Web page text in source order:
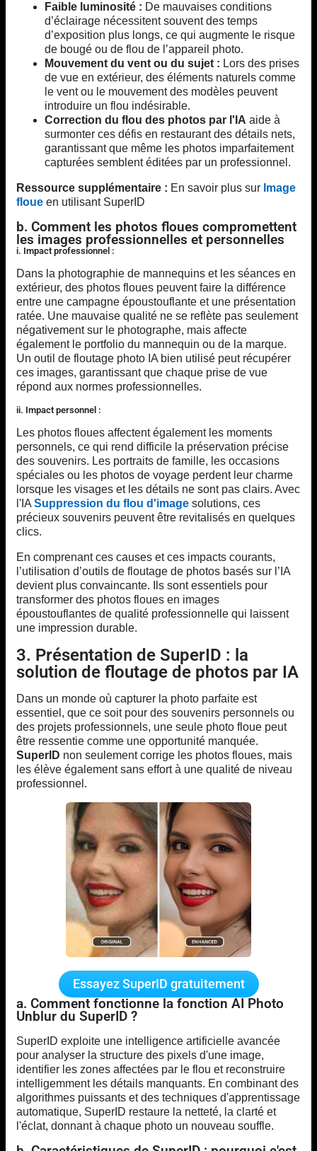
Faible luminosité : De mauvaises conditions
d’éclairage nécessitent souvent des temps
d’exposition plus longs, ce qui augmente le risque
de bougé ou de flou de l’appareil photo.
Mouvement du vent ou du sujet : Lors des prises
de vue en extérieur, des éléments naturels comme
le vent ou le mouvement des modèles peuvent
introduire un flou indésirable.
Correction du flou des photos par l'IA aide à
surmonter ces défis en restaurant des détails nets,
garantissant que même les photos imparfaitement
capturées semblent éditées par un professionnel.
Ressource supplémentaire : En savoir plus sur Image
floue en utilisant SuperID
b. Comment les photos floues compromettent
les images professionnelles et personnelles
i. Impact professionnel :
Dans la photographie de mannequins et les séances en
extérieur, des photos floues peuvent faire la différence
entre une campagne époustouflante et une présentation
ratée. Une mauvaise qualité ne se reflète pas seulement
négativement sur le photographe, mais affecte
également le portfolio du mannequin ou de la marque.
Un outil de floutage photo IA bien utilisé peut récupérer
ces images, garantissant que chaque prise de vue
répond aux normes professionnelles.
ii. Impact personnel :
Les photos floues affectent également les moments
personnels, ce qui rend difficile la préservation précise
des souvenirs. Les portraits de famille, les occasions
spéciales ou les photos de voyage perdent leur charme
lorsque les visages et les détails ne sont pas clairs. Avec
l'IA Suppression du flou d'image solutions, ces
précieux souvenirs peuvent être revitalisés en quelques
clics.
En comprenant ces causes et ces impacts courants,
l’utilisation d’outils de floutage de photos basés sur l’IA
devient plus convaincante. Ils sont essentiels pour
transformer des photos floues en images
époustouflantes de qualité professionnelle qui laissent
une impression durable.
3. Présentation de SuperID : la
solution de floutage de photos par IA
Dans un monde où capturer la photo parfaite est
essentiel, que ce soit pour des souvenirs personnels ou
des projets professionnels, une seule photo floue peut
être ressentie comme une opportunité manquée.
SuperID non seulement corrige les photos floues, mais
les élève également sans effort à une qualité de niveau
professionnel.
Essayez SuperID gratuitement
a. Comment fonctionne la fonction AI Photo
Unblur du SuperID ?
SuperID exploite une intelligence artificielle avancée
pour analyser la structure des pixels d'une image,
identifier les zones affectées par le flou et reconstruire
intelligemment les détails manquants. En combinant des
algorithmes puissants et des techniques d'apprentissage
automatique, SuperID restaure la netteté, la clarté et
l'éclat, donnant à chaque photo un nouveau souffle.